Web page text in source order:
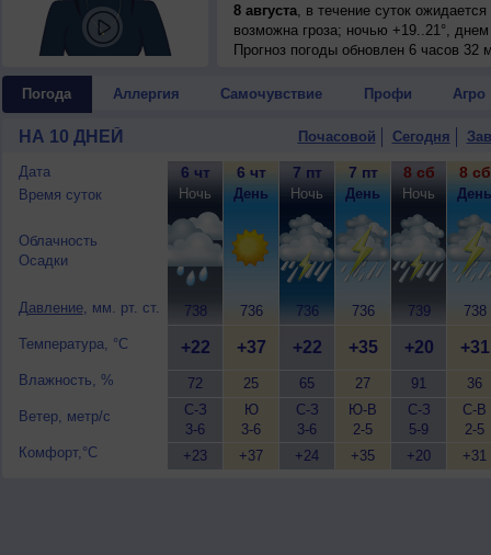
8 августа, в течение суток
возможна гроза; ночью +19..21°,
9 августа, в течение суток
10 августа, ожидается малооблачная
Прогноз погоды обновлен 6 часов 32
Погода Аллергия Самочувствие Профи Агро
НА 10 ДНЕЙ Почасовой Сегодня
Дата
Время суток
Облачность
Осадки
Давление, мм. рт. ст.
Температура, °C
Влажность, %
Ветер, метр/с
Комфорт,°C
6 чт
Ночь
738
+22
72
С-З
3-6
+23
6 чт
День
736
+37
25
Ю
3-6
+37
7 пт
Ночь
736
+22
65
С-З
3-6
+24
7 пт
День
736
+35
27
Ю-В
2-5
+35
8 сб
Ночь
739
+20
91
С-З
5-9
+20
8 сб
День
738
+31
36
С-В
2-5
+31